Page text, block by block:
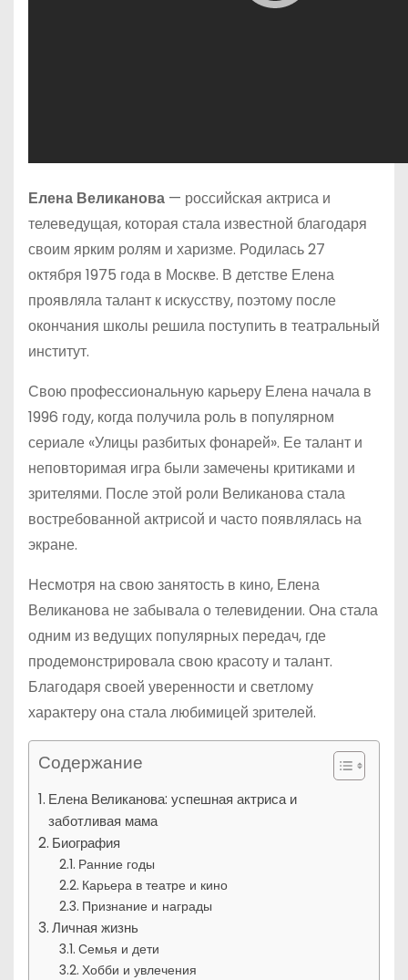
Елена Великанова — российская актриса и
телеведущая, которая стала известной благодаря
своим ярким ролям и харизме. Родилась 27
октября 1975 года в Москве. В детстве Елена
проявляла талант к искусству, поэтому после
окончания школы решила поступить в театральный
институт.
Свою профессиональную карьеру Елена начала в
1996 году, когда получила роль в популярном
сериале «Улицы разбитых фонарей». Ее талант и
неповторимая игра были замечены критиками и
зрителями. После этой роли Великанова стала
востребованной актрисой и часто появлялась на
экране.
Несмотря на свою занятость в кино, Елена
Великанова не забывала о телевидении. Она стала
одним из ведущих популярных передач, где
продемонстрировала свою красоту и талант.
Благодаря своей уверенности и светлому
характеру она стала любимицей зрителей.
Содержание
Елена Великанова: успешная актриса и
заботливая мама
Биография
Ранние годы
Карьера в театре и кино
Признание и награды
Личная жизнь
Семья и дети
Хобби и увлечения